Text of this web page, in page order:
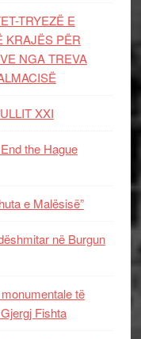
TRYEZË E
KRAJËS PËR
NGA TREVA
XXI
the Hague
e Malësisë”
në Burgun
të
Fishta